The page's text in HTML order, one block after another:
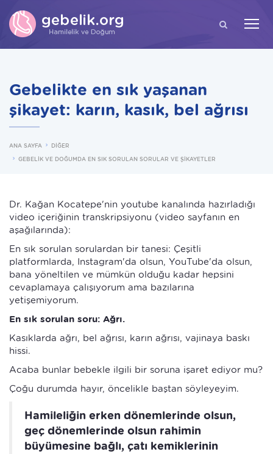
ARA
Gebelikte en sık yaşanan
şikayet: karın, kasık, bel ağrısı
ANA SAYFA
DİĞER
GEBELİK VE DOĞUMDA EN SIK SORULAN SORULAR VE ŞİKAYETLER
Dr. Kağan Kocatepe'nin youtube kanalında hazırladığı
video içeriğinin transkripsiyonu (video sayfanın en
aşağılarında):
En sık sorulan sorulardan bir tanesi: Çeşitli
platformlarda, Instagram'da olsun, YouTube'da olsun,
bana yöneltilen ve mümkün olduğu kadar hepsini
cevaplamaya çalışıyorum ama bazılarına
yetişemiyorum.
En sık sorulan soru: Ağrı.
Kasıklarda ağrı, bel ağrısı, karın ağrısı, vajinaya baskı
hissi.
Acaba bunlar bebekle ilgili bir soruna işaret ediyor mu?
Çoğu durumda hayır, öncelikle baştan söyleyeyim.
Hamileliğin erken dönemlerinde olsun,
geç dönemlerinde olsun rahimin
büyümesine bağlı, çatı kemiklerinin